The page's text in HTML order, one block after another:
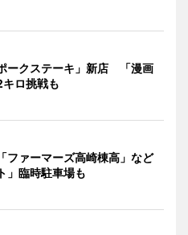
ークステーキ」新店 「漫画
ロ挑戦も
ファーマーズ高崎棟高」など
」臨時駐車場も